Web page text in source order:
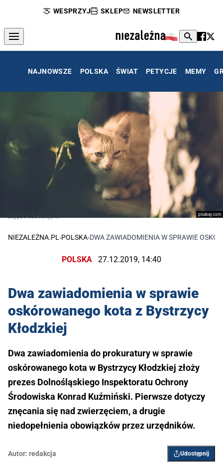
WESPRZYJ SKLEP NEWSLETTER
NAJNOWSZE POLSKA ŚWIAT PETYCJE MEMY
pixabay.com
zdjęcie ilustracyjne
NIEZALEŻNA.PL›POLSKA›DWA ZAWIADOMIENIA W SPRAWIE
POLSKA 27.12.2019, 14:40
Dwa zawiadomienia w sprawie
oskórowanego kota z Bystrzycy
Kłodzkiej
Dwa zawiadomienia do prokuratury w sprawie
oskórowanego kota w Bystrzycy Kłodzkiej złoży
prezes Dolnośląskiego Inspektoratu Ochrony
Środowiska Konrad Kuźmiński. Pierwsze dotyczy
znęcania się nad zwierzęciem, a drugie
niedopełnienia obowiązków przez urzędników.
Autor: redakcja Udostępnij